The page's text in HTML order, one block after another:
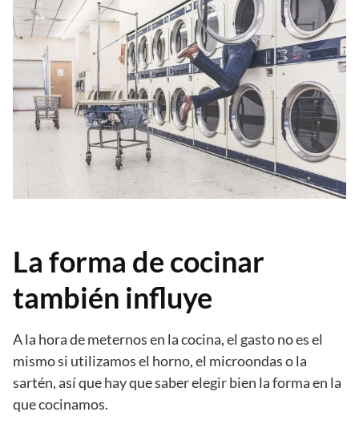
La forma de cocinar
también influye
A la hora de meternos en la cocina, el gasto no es el
mismo si utilizamos el horno, el microondas o la
sartén, así que hay que saber elegir bien la forma en la
que cocinamos.